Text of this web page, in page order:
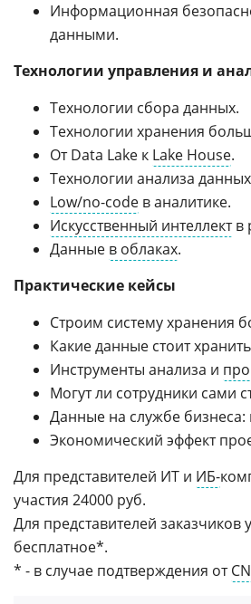
Информационная
данными.
Технологии управления и
Технологии сбора данных.
Технологии хранения
От Data Lake к Lake House.
Технологии анализа
Low/no-code в аналитике.
Искусственный интеллектв
Данные в облаках.
Практические кейсы
Строим систему хранения
Какие данные стоит хранить
Инструменты анализа и
Могут ли сотрудники сами
Данные на службе бизнеса:
Экономический эффект
Для представителей ИТ и ИБ-
участия 24000 руб.
Для представителей заказчиков
бесплатное*.
* - в случае подтверждения от